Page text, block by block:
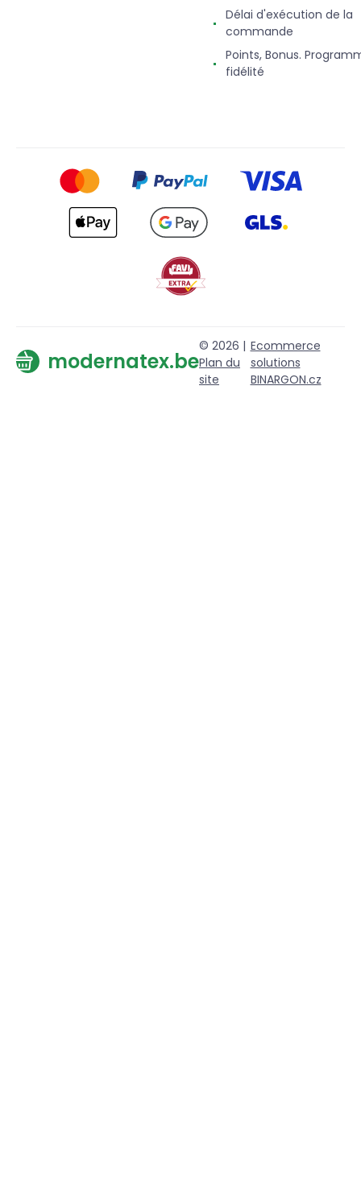
Délai d'exécution de la
commande
Points, Bonus.
fidélité
modernatex.be
© 2026 |
Plan du
site
Ecommerce
solutions
BINARGON.cz